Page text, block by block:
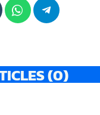
(0)